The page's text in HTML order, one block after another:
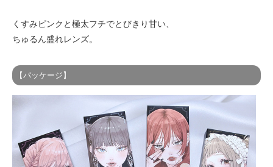
くすみピンクと極太フチでとびきり甘い、
ちゅるん盛れレンズ。
【パッケージ】